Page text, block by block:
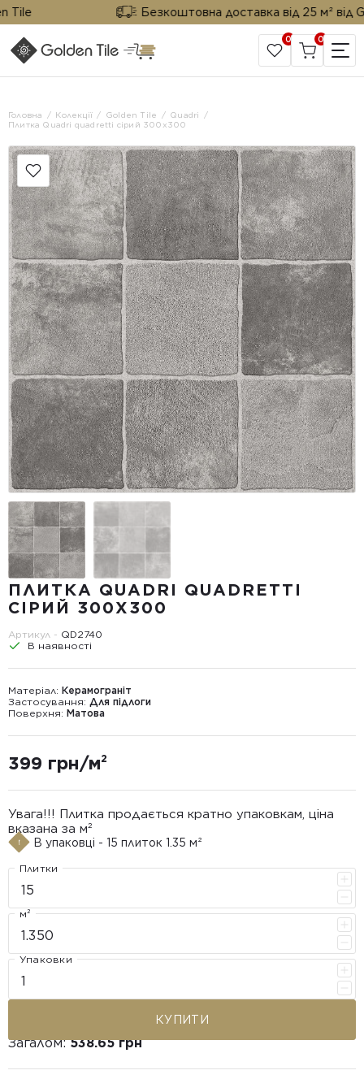
Безкоштовна доставка від 25 м² від
САЙТ КОМПАНІЇ
0 0
Головна Колекції Golden Tile
Quadri
Плитка Quadri quadretti сірий 300x300
ПЛИТКА QUADRI QUADRETTI
СІРИЙ 300X300
Артикул - QD2740
В наявності
Матеріал: Керамограніт
Застосування: Для підлоги
Поверхня: Матова
399 грн/м²
Увага!!! Плитка продається кратно упаковкам, ціна
вказана за м²
В упаковці - 15 плиток 1.35 м²
Плитки
м²
Упаковки
КУПИТИ
Загалом:538.65 грн